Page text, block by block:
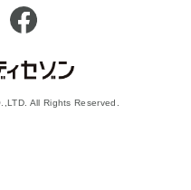
All Rights Reserved.